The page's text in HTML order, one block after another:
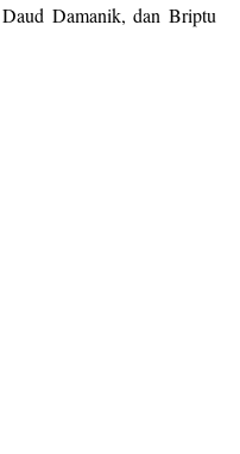
Damanik, dan Briptu